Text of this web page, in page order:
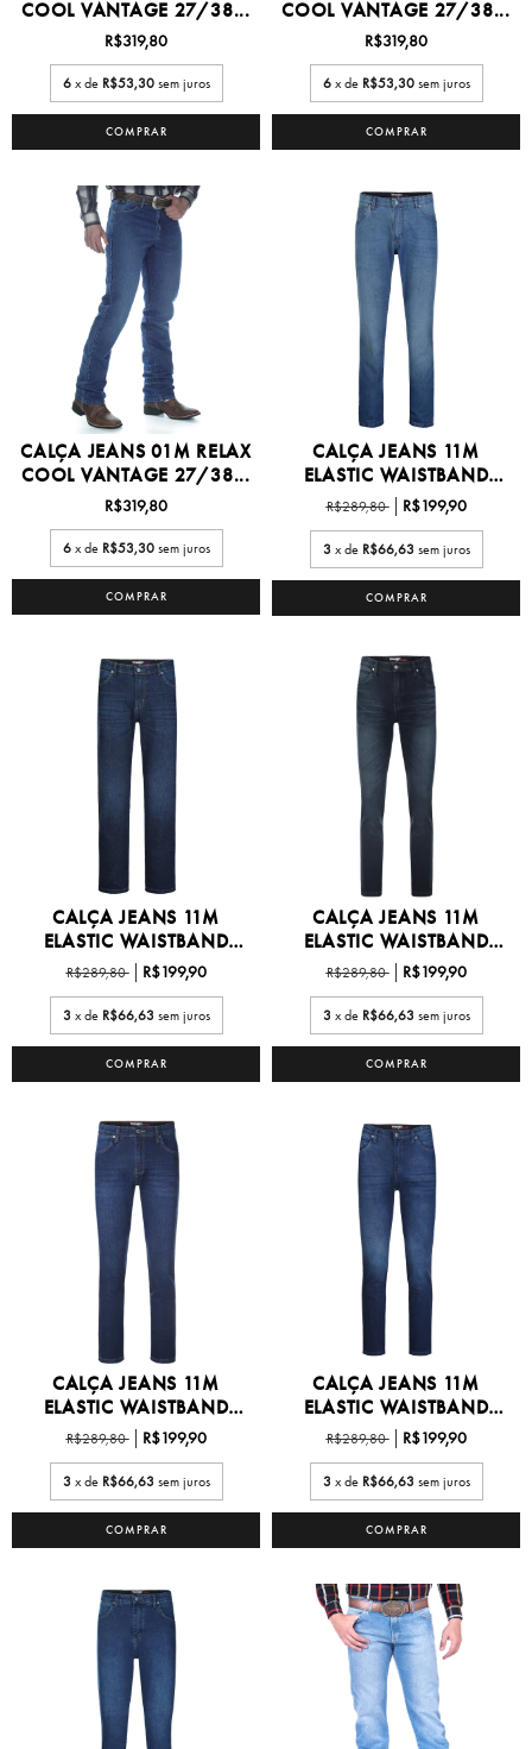
COOL VANTAGE 27/38...
R$319,80
6 x de R$53,30 sem juros
COMPRAR
COOL VANTAGE 27/38...
R$319,80
6 x de R$53,30 sem juros
COMPRAR
CALÇA JEANS 01M RELAX
COOL VANTAGE 27/38...
R$319,80
6 x de R$53,30 sem juros
COMPRAR
CALÇA JEANS 11M
ELASTIC WAISTBAND
27/38...
R$289,80 R$199,90
3 x de R$66,63 sem juros
COMPRAR
CALÇA JEANS 11M
ELASTIC WAISTBAND
27/38...
R$289,80 R$199,90
3 x de R$66,63 sem juros
COMPRAR
CALÇA JEANS 11M
ELASTIC WAISTBAND
27/38...
R$289,80 R$199,90
3 x de R$66,63 sem juros
COMPRAR
CALÇA JEANS 11M
ELASTIC WAISTBAND
27/38...
R$289,80 R$199,90
3 x de R$66,63 sem juros
COMPRAR
CALÇA JEANS 11M
ELASTIC WAISTBAND
27/38...
R$289,80 R$199,90
3 x de R$66,63 sem juros
COMPRAR